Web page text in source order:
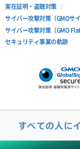
実在証明・盗聴対策
サイバー攻撃対策（GMOサ
サイバー攻撃対策（GMO
セキュリティ事業の軌跡